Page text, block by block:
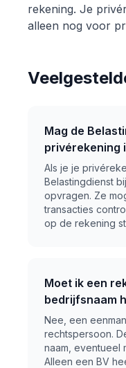
rekening. Je
alleen nog voor
Mag de
privérekening
Als je je
Belastingdienst
opvragen. Ze
transacties
op de rekening
Moet ik een
bedrijfsnaam
Nee, een
rechtspersoon.
naam, eventueel
Alleen een BV